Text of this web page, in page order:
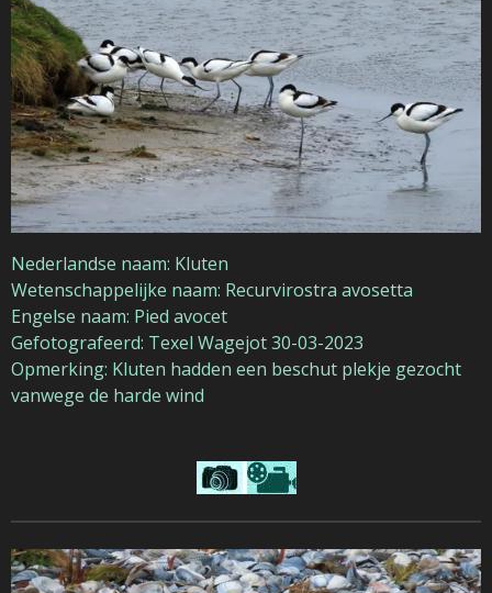
Nederlandse naam: Kluten
Wetenschappelijke naam: Recurvirostra avosetta
Engelse naam: Pied avocet
Gefotografeerd: Texel Wagejot 30-03-2023
Opmerking: Kluten hadden een beschut plekje gezocht
vanwege de harde wind